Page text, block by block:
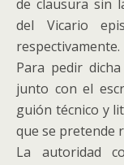
de clausura sin
del Vicario
respectivamente.
Para pedir
junto con el
guión técnico y
que se pretende
La autoridad